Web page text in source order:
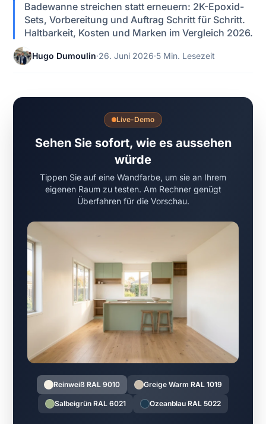
Badewanne streichen statt erneuern: 2K-Epoxid-
Sets, Vorbereitung und Auftrag Schritt für Schritt.
Haltbarkeit, Kosten und Marken im Vergleich 2026.
Hugo Dumoulin·26. Juni 2026·5 Min. Lesezeit
Live-Demo
Sehen Sie sofort, wie es aussehen
würde
Tippen Sie auf eine Wandfarbe, um sie an Ihrem
eigenen Raum zu testen. Am Rechner genügt
Überfahren für die Vorschau.
Reinweiß RAL 9010 Greige Warm RAL 1019
Salbeigrün RAL 6021 Ozeanblau RAL 5022